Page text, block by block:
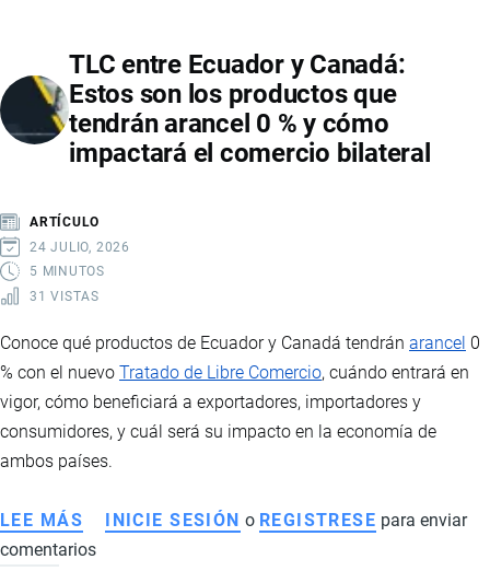
DISPUTA
COMERCIAL:
MEDIDAS,
ARANCELES
BILATERALES
TLC entre Ecuador y Canadá:
Estos son los productos que
tendrán arancel 0 % y cómo
impactará el comercio bilateral
ARTÍCULO
24 JULIO, 2026
5 MINUTOS
31 VISTAS
Conoce qué productos de Ecuador y Canadá tendrán arancel 0
% con el nuevo Tratado de Libre Comercio, cuándo entrará en
vigor, cómo beneficiará a exportadores, importadores y
consumidores, y cuál será su impacto en la economía de
ambos países.
LEE MÁS SOBRE
TLC
INICIE SESIÓN o REGISTRESE para enviar
comentarios